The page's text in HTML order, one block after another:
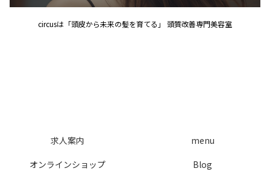
circusは「頭皮から未来の髪を育てる」 頭質改善専門美容室
求人案内
menu
オンラインショップ
Blog